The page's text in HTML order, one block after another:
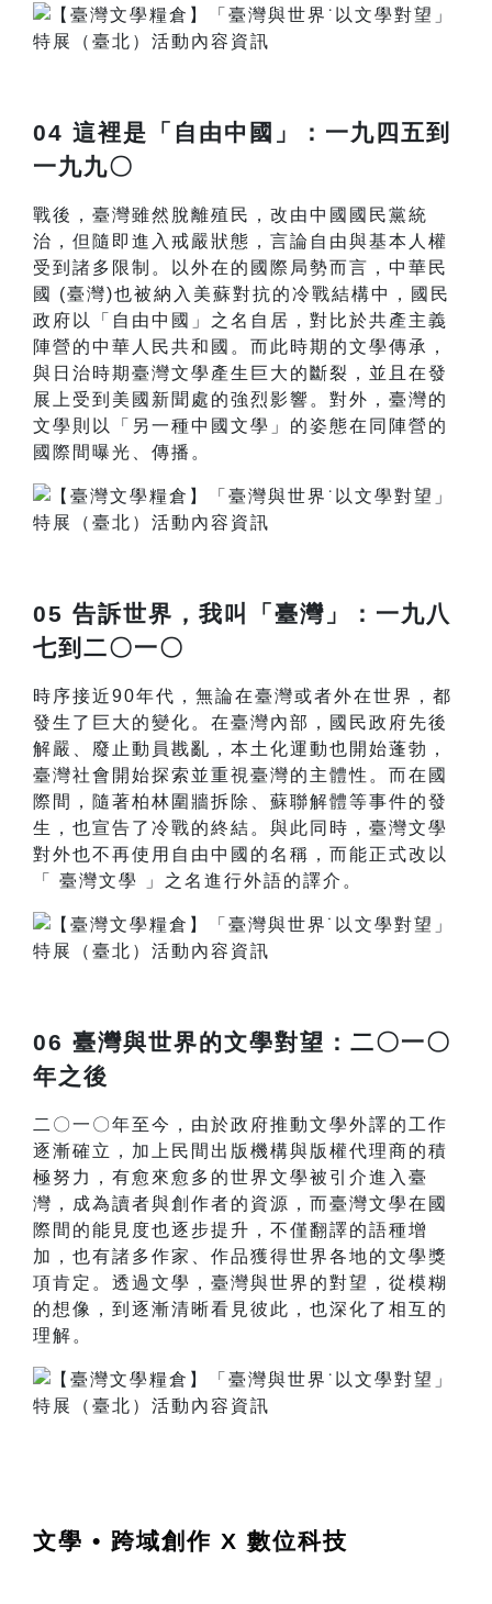
04 這裡是「自由中國」：一九四五到
一九九〇
戰後，臺灣雖然脫離殖民，改由中國國民黨統
治，但隨即進入戒嚴狀態，言論自由與基本人權
受到諸多限制。以外在的國際局勢而言，中華民
國 (臺灣)也被納入美蘇對抗的冷戰結構中，國民
政府以「自由中國」之名自居，對比於共產主義
陣營的中華人民共和國。而此時期的文學傳承，
與日治時期臺灣文學產生巨大的斷裂，並且在發
展上受到美國新聞處的強烈影響。對外，臺灣的
文學則以「另一種中國文學」的姿態在同陣營的
國際間曝光、傳播。
05 告訴世界，我叫「臺灣」：一九八
七到二〇一〇
時序接近90年代，無論在臺灣或者外在世界，都
發生了巨大的變化。在臺灣內部，國民政府先後
解嚴、廢止動員戡亂，本土化運動也開始蓬勃，
臺灣社會開始探索並重視臺灣的主體性。而在國
際間，隨著柏林圍牆拆除、蘇聯解體等事件的發
生，也宣告了冷戰的終結。與此同時，臺灣文學
對外也不再使用自由中國的名稱，而能正式改以
「 臺灣文學 」之名進行外語的譯介。
06 臺灣與世界的文學對望：二〇一〇
年之後
二〇一〇年至今，由於政府推動文學外譯的工作
逐漸確立，加上民間出版機構與版權代理商的積
極努力，有愈來愈多的世界文學被引介進入臺
灣，成為讀者與創作者的資源，而臺灣文學在國
際間的能見度也逐步提升，不僅翻譯的語種增
加，也有諸多作家、作品獲得世界各地的文學獎
項肯定。透過文學，臺灣與世界的對望，從模糊
的想像，到逐漸清晰看見彼此，也深化了相互的
理解。
文學 • 跨域創作 X 數位科技